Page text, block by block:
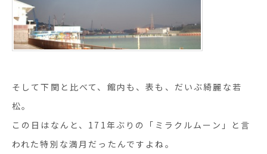
そして下関と比べて、館内も、表も、だいぶ綺麗な若
松。
この日はなんと、171年ぶりの「ミラクルムーン」と言
われた特別な満月だったんですよね。